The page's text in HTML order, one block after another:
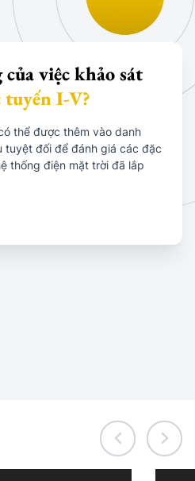
việc khảo sát
tuyến I-V?
thể được thêm vào danh
tuyệt đối để đánh giá các đặc
thống điện mặt trời đã lắp